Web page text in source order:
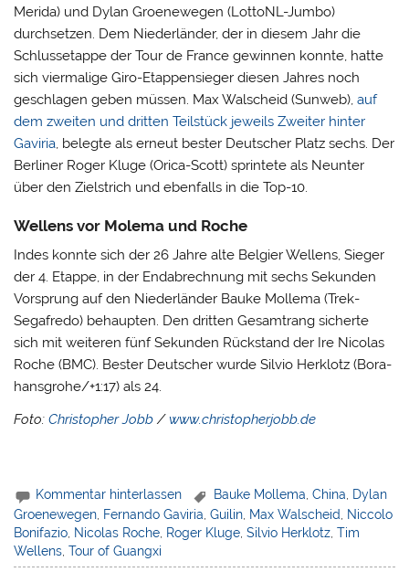
Merida) und Dylan Groenewegen (LottoNL-Jumbo)
durchsetzen. Dem Niederländer, der in diesem Jahr die
Schlussetappe der Tour de France gewinnen konnte, hatte
sich viermalige Giro-Etappensieger diesen Jahres noch
geschlagen geben müssen. Max Walscheid (Sunweb),auf
dem zweiten und dritten Teilstück jeweils Zweiter hinter
Gaviria, belegte als erneut bester Deutscher Platz sechs. Der
Berliner Roger Kluge (Orica-Scott) sprintete als Neunter
über den Zielstrich und ebenfalls in die Top-10.
Wellens vor Molema und Roche
Indes konnte sich der 26 Jahre alte Belgier Wellens, Sieger
der 4. Etappe, in der Endabrechnung mit sechs Sekunden
Vorsprung auf den Niederländer Bauke Mollema (Trek-
Segafredo) behaupten. Den dritten Gesamtrang sicherte
sich mit weiteren fünf Sekunden Rückstand der Ire Nicolas
Roche (BMC). Bester Deutscher wurde Silvio Herklotz (Bora-
hansgrohe/+1:17) als 24.
Foto:Christopher Jobb /www.christopherjobb.de
Kommentar hinterlassen Bauke Mollema,China, Dylan
Groenewegen Fernando Gaviria ,Guilin Max Walscheid
Niccolo
Bonifazio Nicolas Roche Roger Kluge ,Silvio Herklotz ,Tim
Wellens ,Tour of Guangxi